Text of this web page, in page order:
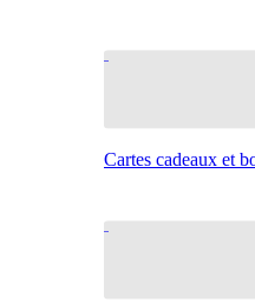
Cartes cadeaux et